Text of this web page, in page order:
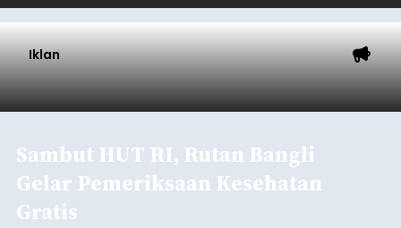
Iklan
Sambut HUT RI, Rutan Bangli
Gelar Pemeriksaan Kesehatan
Gratis